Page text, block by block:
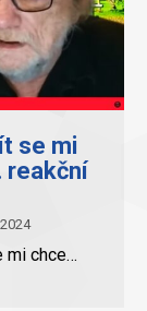
se mi
reakční
mi chce…